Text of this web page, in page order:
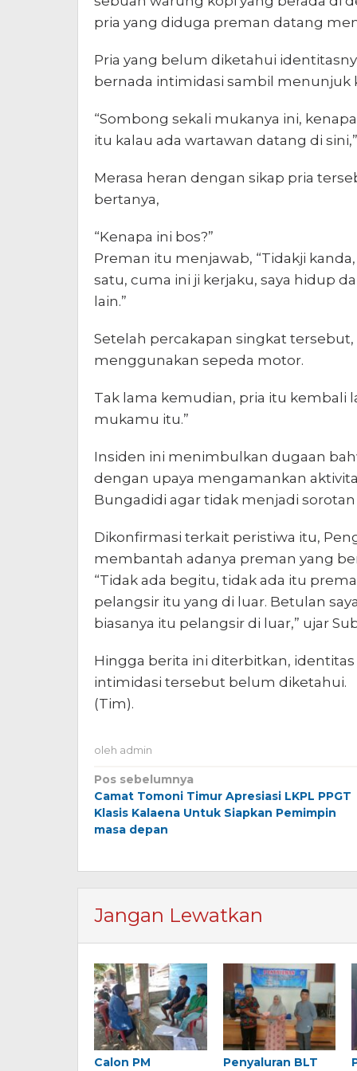
pria yang diduga preman datang
Pria yang belum diketahui
bernada intimidasi sambil menunjuk
“Sombong sekali mukanya ini,
itu kalau ada wartawan datang di
Merasa heran dengan sikap pria
bertanya,
“Kenapa ini bos?”
Preman itu menjawab, “Tidakji
satu, cuma ini ji kerjaku, saya hidup
lain.”
Setelah percakapan singkat
menggunakan sepeda motor.
Tak lama kemudian, pria itu kembali
mukamu itu.”
Insiden ini menimbulkan dugaan
dengan upaya mengamankan
Bungadidi agar tidak menjadi
Dikonfirmasi terkait peristiwa itu,
membantah adanya preman yang
“Tidak ada begitu, tidak ada itu
pelangsir itu yang di luar. Betulan
biasanya itu pelangsir di luar,” ujar
Hingga berita ini diterbitkan,
intimidasi tersebut belum diketahui.
(Tim).
oleh admin
Navigasi
pos
Pos sebelumnya
Camat Tomoni Timur Apresiasi LKPL PPGT
Klasis Kalaena Untuk Siapkan Pemimpin
masa depan
Jangan Lewatkan
Calon PM Penyaluran BLT